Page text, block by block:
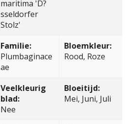
maritima 'D?
sseldorfer
Stolz'
Familie:
Plumbaginace
ae
Bloemkleur:
Rood, Roze
Veelkleurig
blad:
Nee
Bloeitijd:
Mei, Juni, Juli